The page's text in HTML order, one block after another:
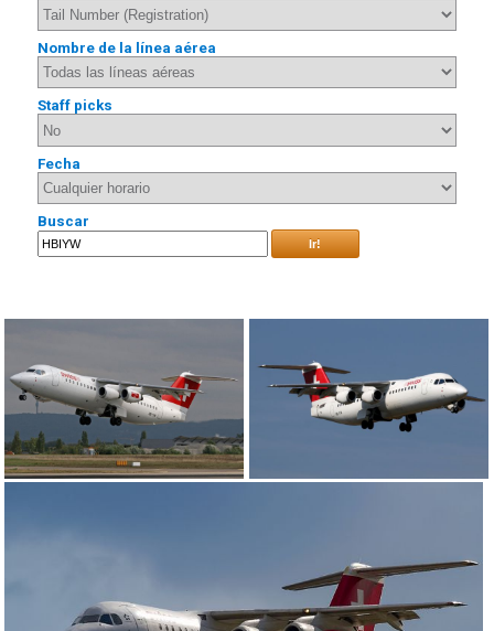
Nombre de la línea aérea
Staff picks
Fecha
Buscar
Ir!